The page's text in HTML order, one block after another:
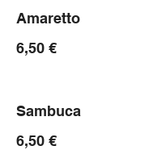
Amaretto
6,50 €
Sambuca
6,50 €